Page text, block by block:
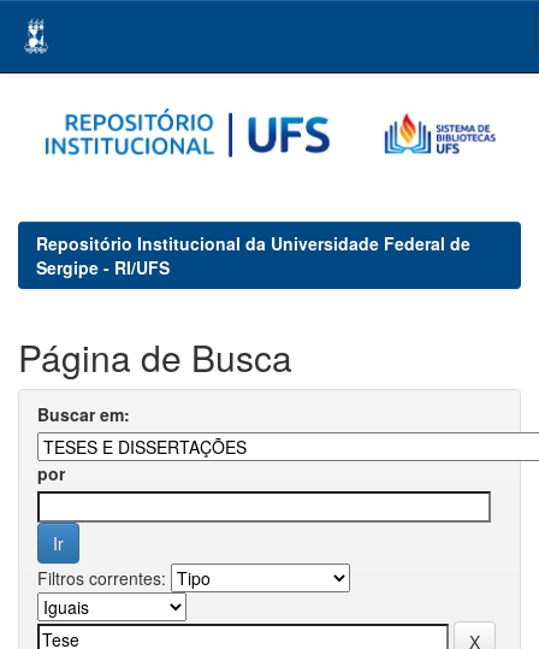
navigation
Repositório Institucional da Universidade Federal de
Sergipe - RI/UFS
Página de Busca
Buscar em:
por
Filtros correntes: